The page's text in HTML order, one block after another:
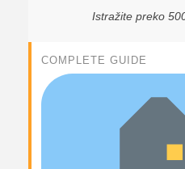
Istražite preko
COMPLETE GUIDE